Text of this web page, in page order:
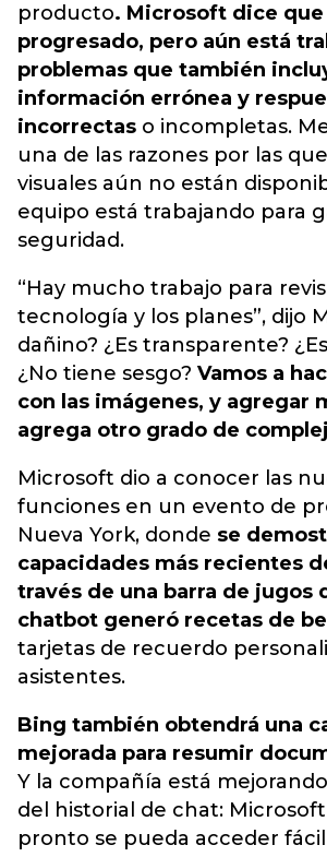
producto. Microsoft dice que
progresado, pero aún está
problemas que también
información errónea y
incorrectas o incompletas.
una de las razones por las
visuales aún no están
equipo está trabajando para
seguridad.
“Hay mucho trabajo para
tecnología y los planes”, dijo
dañino? ¿Es transparente?
¿No tiene sesgo? Vamos a
con las imágenes, y agregar
agrega otro grado de
Microsoft dio a conocer las
funciones en un evento de
Nueva York, donde se
capacidades más recientes
través de una barra de jugos
chatbot generó recetas de
tarjetas de recuerdo
asistentes.
Bing también obtendrá una
mejorada para resumir
Y la compañía está
del historial de chat:
pronto se pueda acceder